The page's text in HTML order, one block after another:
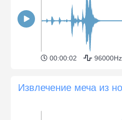
00:00:02 96000Hz
Извлечение меча из